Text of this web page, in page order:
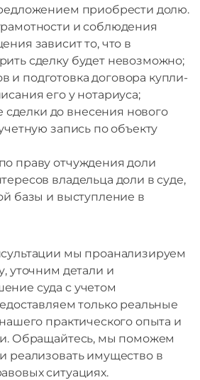
приобрести долю.
и соблюдения
зависит то, что в
сделку будет невозможно;
и подготовка договора купли-
его у нотариуса;
до внесения нового
запись по объекту
праву отчуждения доли
владельца доли в суде,
базы и выступление в
мы проанализируем
уточним детали и
суда с учетом
только реальные
практического опыта и
Обращайтесь, мы поможем
реализовать имущество в
ситуациях.